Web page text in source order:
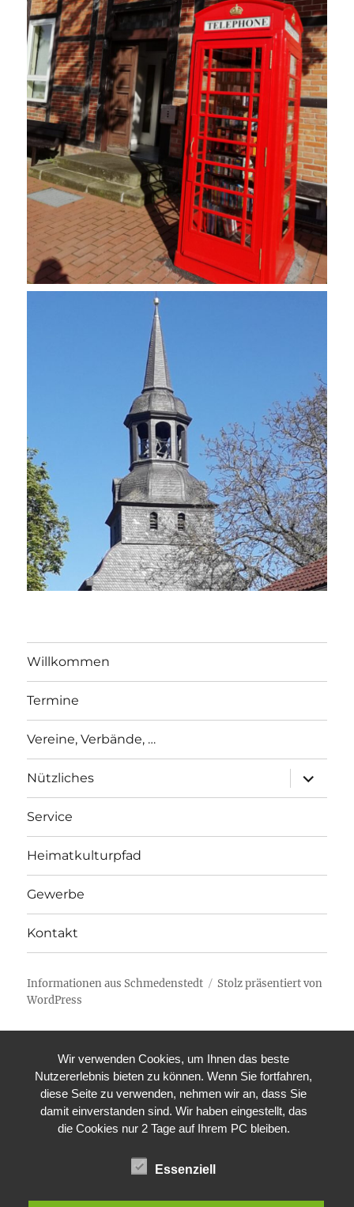
Willkommen
Termine
Vereine, Verbände, …
Nützliches
öffnen
Service
Heimatkulturpfad
Gewerbe
Kontakt
Informationen aus Schmedenstedt
Stolz präsentiert von
WordPress
Wir verwenden Cookies, um Ihnen das beste
Nutzererlebnis bieten zu können. Wenn Sie fortfahren,
diese Seite zu verwenden, nehmen wir an, dass Sie
damit einverstanden sind. Wir haben eingestellt, das
die Cookies nur 2 Tage auf Ihrem PC bleiben.
Essenziell